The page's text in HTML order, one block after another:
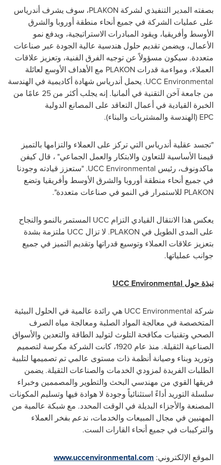
بصفته المدير التنفيذي لشركة PLAKON، سوف يشرف أندرياس
على عمليات الشركة في جميع أنحاء منطقة أوروبا والشرق
الأوسط وأفريقيا، ويقود المبادرات الاستراتيجية، ويدفع نمو
الأعمال، ويضمن تقديم حلول هندسية عالية الجودة عبر صناعات
متعددة. سيكون مسؤولاً عن توجيه الفرق الفنية، وتعزيز علاقات
العملاء، ومواءمة قدرات PLAKON مع الأهداف الأوسع لعائلة
UCC Environmental. يحمل أندرياس شهادة أكاديمية في الهندسة
من جامعة آخن التقنية في ألمانيا. إنه يجلب أكثر من 25 عامًا من
الخبرة القيادية في أعمال التعاقد على المصانع الدولية
EPC (الهندسة والمشتريات والبناء).
"تجسد عقلية أندرياس التي تركز على العملاء والتزامها بالتميز
قيمنا الأساسية للتعاون والابتكار والعمل الجماعي" ، قال كيفن
ماكدونوف، رئيس UCC Environmental. "ستعزز قيادته وجودنا
في جميع أنحاء منطقة أوروبا والشرق الأوسط وأفريقيا وتضع
PLAKON للاستمرار في النمو في صناعات متعددة".
يعكس هذا الانتقال القيادي التزام UCC المستمر بالنمو والنجاح
على المدى الطويل في PLAKON. لا تزال UCC ملتزمة بشدة
بتعزيز علاقات العملاء وتوسيع قدراتها وتقديم التميز في جميع
جوانب عملياتها.
نبذة حول UCC Environmental
شركة UCC Environmental هي رائدة عالمية في الحلول البيئية
المتخصصة في معالجة المواد الصلبة ومعالجة مياه الصرف
الصحي وتقنيات مكافحة التلوث لتوليد الطاقة والتعدين والأسواق
الصناعية الثقيلة. منذ عام 1920، كانت الشركة مكرسة لتصميم
وتوريد وبناء وصيانة أنظمة ذات مستوى عالمي تم تصميمها لتلبية
الطلبات الفريدة لمزودي الخدمات والصناعات الثقيلة. يضمن
فريقها القوي من مهندسي البحث والتطوير والمصممين وخبراء
سلسلة التوريد أداءً استثنائياً وجودة لا هوادة فيها وتسليم المكونات
المصنعة والأجزاء البديلة في الوقت المحدد. مع شبكة عالمية من
المهنيين في مجال المبيعات والخدمات، ندعم بفخر العملاء
والتركيبات في جميع أنحاء القارات الست.
الموقع الإلكتروني: www.uccenvironmental.com